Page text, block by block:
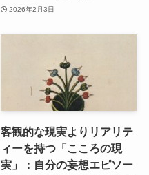
2026年2月3日
客観的な現実よりリアリテ
ィーを持つ「こころの現
実」：自分の妄想エピソー